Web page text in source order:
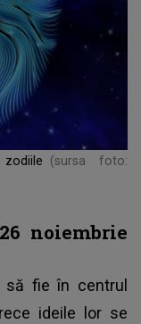
(sursa foto:
noiembrie
să fie în centrul
ideile lor se